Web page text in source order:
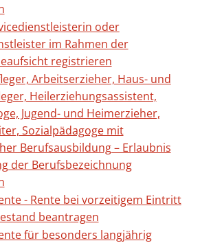
oder
im Rahmen der
registrieren
Arbeitserzieher, Haus- und
Heilerziehungsassistent,
Jugend- und Heimerzieher,
Sozialpädagoge mit
Berufsausbildung – Erlaubnis
der Berufsbezeichnung
- Rente bei vorzeitigem Eintritt
beantragen
für besonders langjährig